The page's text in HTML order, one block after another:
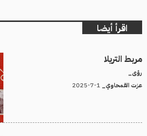
اقرأ أيضا
مربط التريلا
رؤى_
عزت القمحاوي_